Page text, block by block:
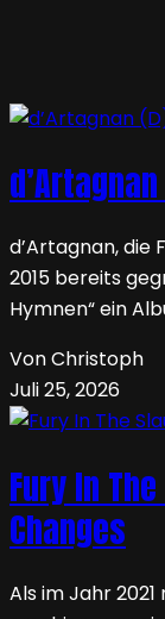
d’Artagnan, die
2015 bereits
Hymnen“ ein
Von Christoph
Juli 25, 2026
Fury In
Changes
Als im Jahr